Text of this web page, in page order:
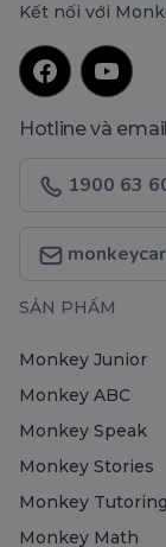
Kết nối với
Hotline và
1900 63
SẢN PHẨM
Monkey Junior
Monkey ABC
Monkey Speak
Monkey Stories
Monkey Tutoring
Monkey Math